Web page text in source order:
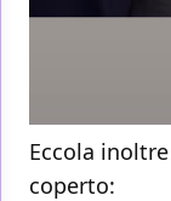
Eccola
coperto: